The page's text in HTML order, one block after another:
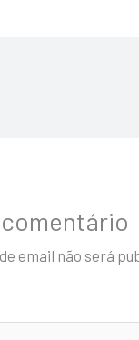
email não será